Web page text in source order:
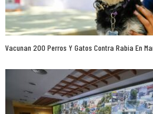
Vacunan 200 Perros Y Gatos Contra Rabia En